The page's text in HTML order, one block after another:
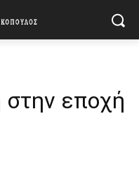
στην εποχή